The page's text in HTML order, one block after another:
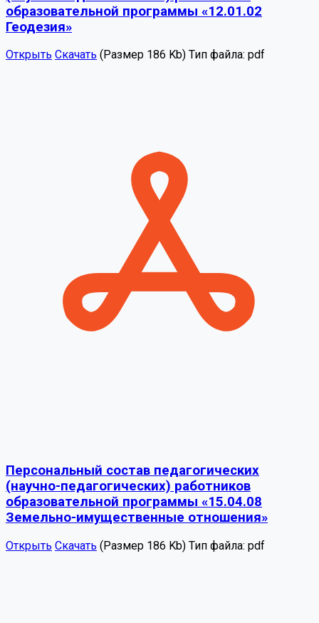
образовательной программы «12.01.02
Геодезия»
Открыть Скачать (Размер 186 Kb) Тип файла: pdf
Персональный состав педагогических
(научно-педагогических) работников
образовательной программы «15.04.08
Земельно-имущественные отношения»
Открыть Скачать (Размер 186 Kb) Тип файла: pdf